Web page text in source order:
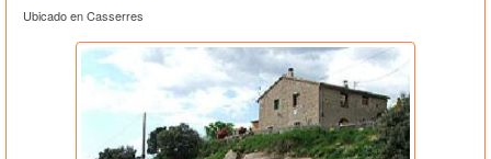
Ubicado en Casserres